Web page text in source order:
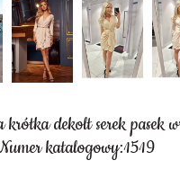
krótka dekolt serek pasek
Numer katalogowy:1519